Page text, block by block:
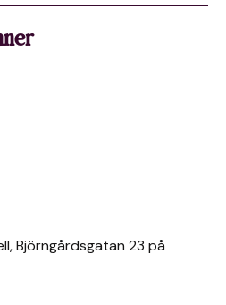
Björngårdsgatan 23 på